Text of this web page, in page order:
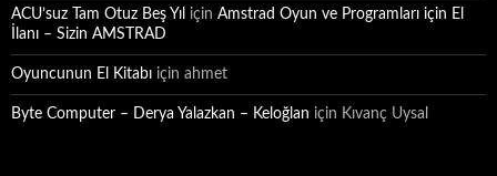
ACU’suz Tam Otuz Beş Yıl için Amstrad Oyun ve Programları için El
İlanı – Sizin AMSTRAD
Oyuncunun El Kitabı için ahmet
Byte Computer – Derya Yalazkan – Keloğlan için Kıvanç Uysal